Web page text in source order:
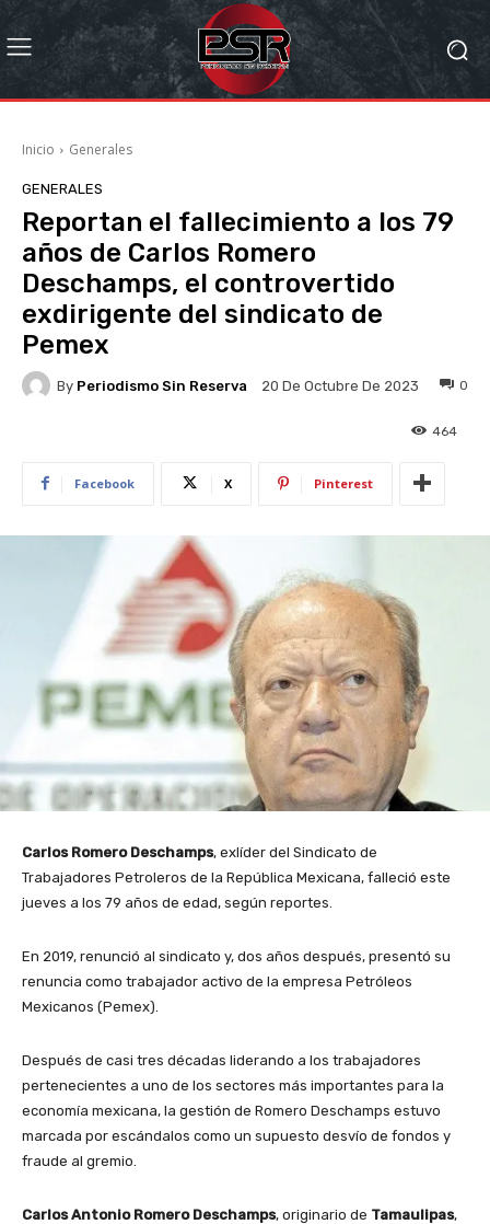
Inicio Generales
GENERALES
Reportan el fallecimiento a los 79
años de Carlos Romero
Deschamps, el controvertido
exdirigente del sindicato de
Pemex
By Periodismo Sin Reserva 20 De Octubre De 2023 0
464
Facebook X Pinterest
Carlos Romero Deschamps, exlíder del Sindicato de
Trabajadores Petroleros de la República Mexicana, falleció este
jueves a los 79 años de edad, según reportes.
En 2019, renunció al sindicato y, dos años después, presentó su
renuncia como trabajador activo de la empresa Petróleos
Mexicanos (Pemex).
Después de casi tres décadas liderando a los trabajadores
pertenecientes a uno de los sectores más importantes para la
economía mexicana, la gestión de Romero Deschamps estuvo
marcada por escándalos como un supuesto desvío de fondos y
fraude al gremio.
Carlos Antonio Romero Deschamps, originario de Tamaulipas,